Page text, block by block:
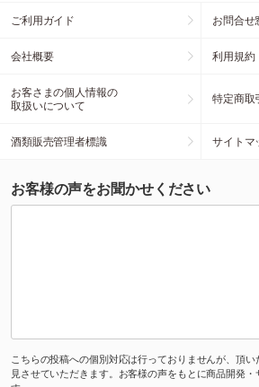
ご利用ガイド お問合せ
会社概要 利用規約
お客さまの個人情報の
取扱いについて
特定商取
酒類販売管理者標識 サイトマ
お客様の声をお聞かせください
こちらの投稿への個別対応は行っておりませんが、頂
見させていただきます。お客様の声をもとに商品開発